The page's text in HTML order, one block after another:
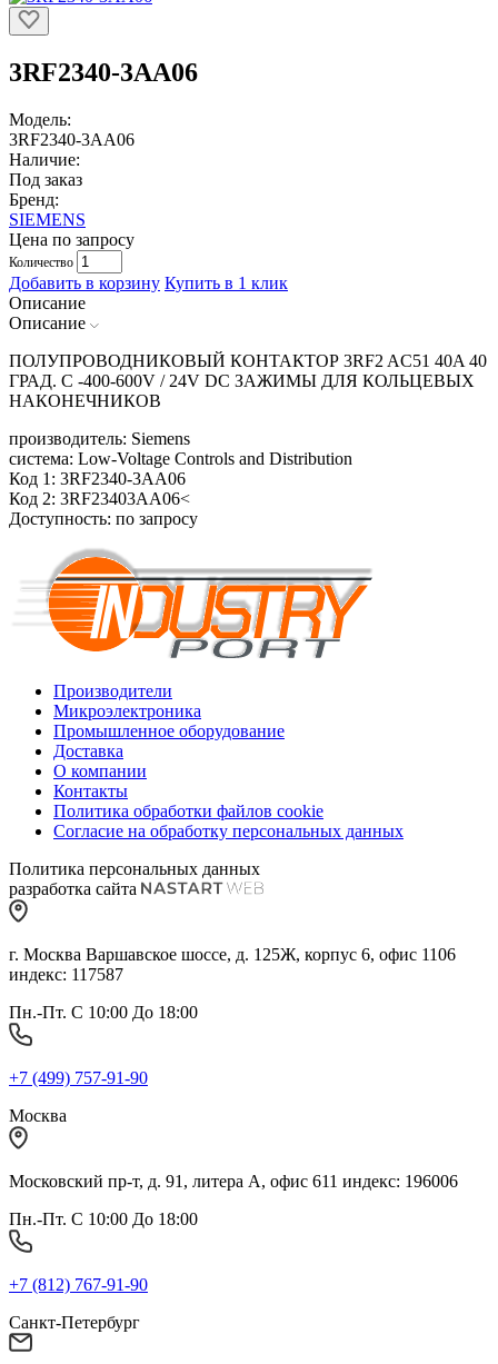
3RF2340-3AA06
Модель:
3RF2340-3AA06
Наличие:
Под заказ
Бренд:
SIEMENS
Цена по запросу
Количество
Добавить в корзину Купить в 1 клик
Описание
Описание
ПОЛУПРОВОДНИКОВЫЙ КОНТАКТОР 3RF2 AC51 40A 40
ГРАД. C -400-600V / 24V DC ЗАЖИМЫ ДЛЯ КОЛЬЦЕВЫХ
НАКОНЕЧНИКОВ
производитель: Siemens
система: Low-Voltage Controls and Distribution
Код 1: 3RF2340-3AA06
Код 2: 3RF23403AA06<
Доступность: по запросу
Производители
Микроэлектроника
Промышленное оборудование
Доставка
О компании
Контакты
Политика обработки файлов cookie
Согласие на обработку персональных данных
Политика персональных данных
разработка сайта
г. Москва Варшавское шоссе, д. 125Ж, корпус 6, офис 1106
индекс: 117587
Пн.-Пт. С 10:00 До 18:00
+7 (499) 757-91-90
Москва
Московский пр-т, д. 91, литера А, офис 611 индекс: 196006
Пн.-Пт. С 10:00 До 18:00
+7 (812) 767-91-90
Санкт-Петербург